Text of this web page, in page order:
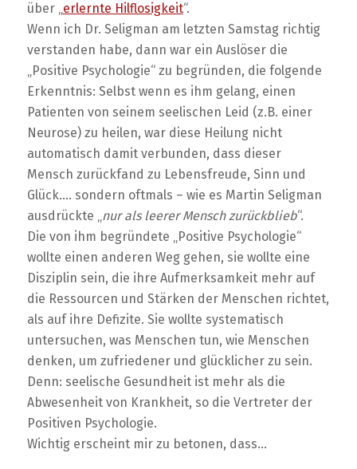
über „erlernte Hilflosigkeit“.
Wenn ich Dr. Seligman am letzten Samstag richtig
verstanden habe, dann war ein Auslöser die
„Positive Psychologie“ zu begründen, die folgende
Erkenntnis: Selbst wenn es ihm gelang, einen
Patienten von seinem seelischen Leid (z.B. einer
Neurose) zu heilen, war diese Heilung nicht
automatisch damit verbunden, dass dieser
Mensch zurückfand zu Lebensfreude, Sinn und
Glück…. sondern oftmals – wie es Martin Seligman
ausdrückte „nur als leerer Mensch zurückblieb“.
Die von ihm begründete „Positive Psychologie“
wollte einen anderen Weg gehen, sie wollte eine
Disziplin sein, die ihre Aufmerksamkeit mehr auf
die Ressourcen und Stärken der Menschen richtet,
als auf ihre Defizite. Sie wollte systematisch
untersuchen, was Menschen tun, wie Menschen
denken, um zufriedener und glücklicher zu sein.
Denn: seelische Gesundheit ist mehr als die
Abwesenheit von Krankheit, so die Vertreter der
Positiven Psychologie.
Wichtig erscheint mir zu betonen, dass…